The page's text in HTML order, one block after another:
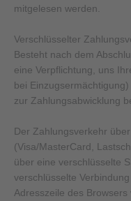
mitgelesen werden.
Verschlüsselter
Besteht nach dem
eine Verpflichtung, uns
bei
zur Zahlungsabwicklung
Der Zahlungsverkehr
(Visa/MasterCard,
über eine verschlüsselte
verschlüsselte
Adresszeile des Browsers